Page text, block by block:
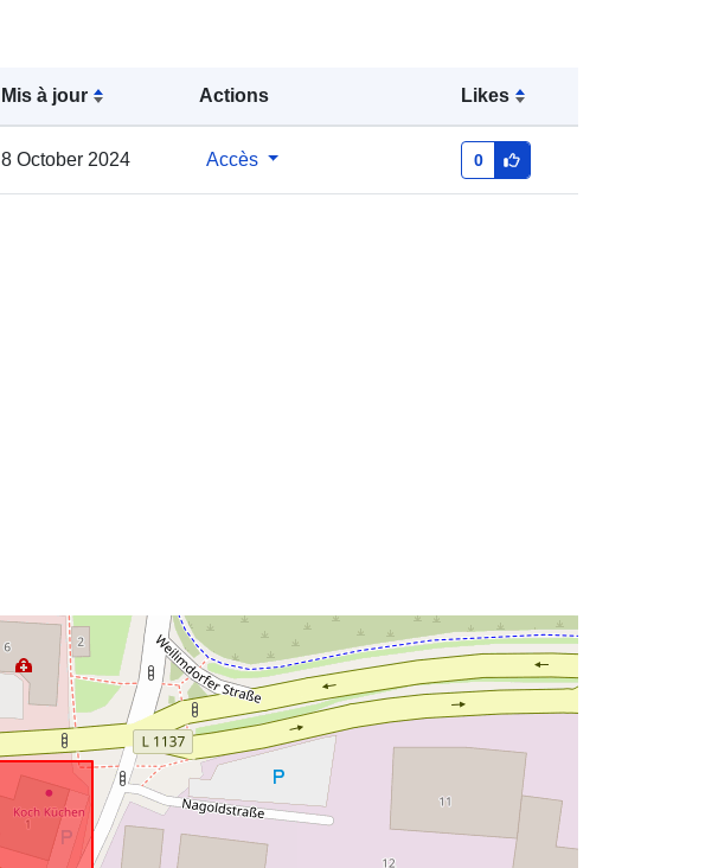
Mis à jour Actions Likes
8 October 2024 Accès 0
48.8230145 ], [ 9.0724042,
48.8230145 ], [ 9.0724042,